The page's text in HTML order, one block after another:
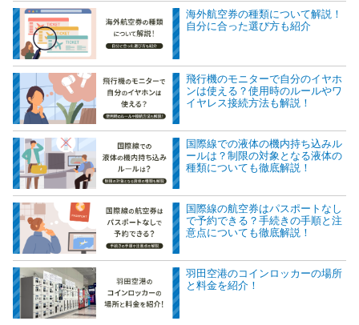
海外航空券の種類について解説！
自分に合った選び方も紹介
飛行機のモニターで自分のイヤホ
ンは使える？使用時のルールやワ
イヤレス接続方法も解説！
国際線での液体の機内持ち込みル
ールは？制限の対象となる液体の
種類についても徹底解説！
国際線の航空券はパスポートなし
で予約できる？手続きの手順と注
意点についても徹底解説！
羽田空港のコインロッカーの場所
と料金を紹介！